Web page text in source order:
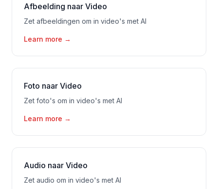
Afbeelding naar Video
Zet afbeeldingen om in video's met AI
Learn more →
Foto naar Video
Zet foto's om in video's met AI
Learn more →
Audio naar Video
Zet audio om in video's met AI